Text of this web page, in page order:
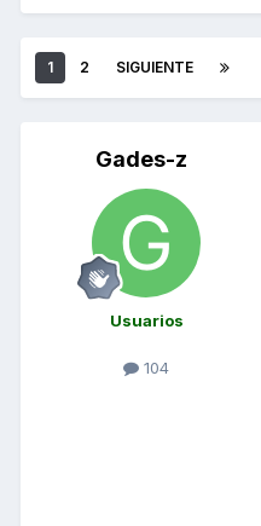
1 2 SIGUIENTE
Gades-z
Usuarios
104